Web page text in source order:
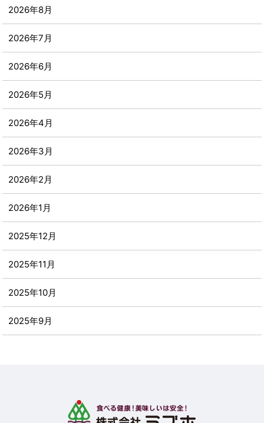
2026年8月
2026年7月
2026年6月
2026年5月
2026年4月
2026年3月
2026年2月
2026年1月
2025年12月
2025年11月
2025年10月
2025年9月